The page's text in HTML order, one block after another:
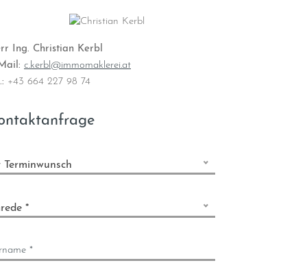
Ing. Christian Kerbl
c.kerbl@immomaklerei.at
+43 664 227 98 74
Terminwunsch
*
*